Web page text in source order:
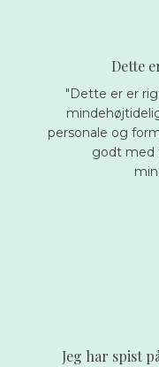
Dette
"Dette er er
personale og
godt med
Jeg har spist